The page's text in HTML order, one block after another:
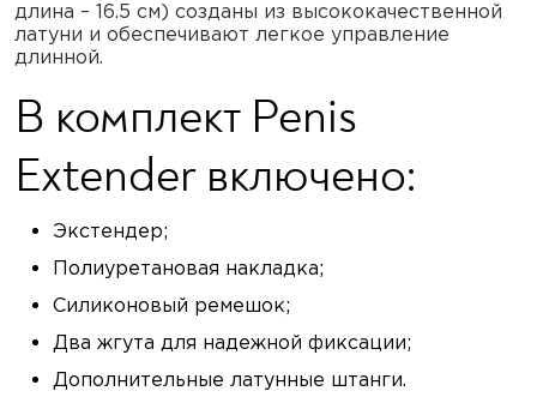
длина – 16.5 см) созданы из высококачественной
латуни и обеспечивают легкое управление
длинной.
В комплект Penis
Extender включено:
Экстендер;
Полиуретановая накладка;
Силиконовый ремешок;
Два жгута для надежной фиксации;
Дополнительные латунные штанги.